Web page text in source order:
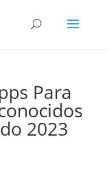
Para
2023